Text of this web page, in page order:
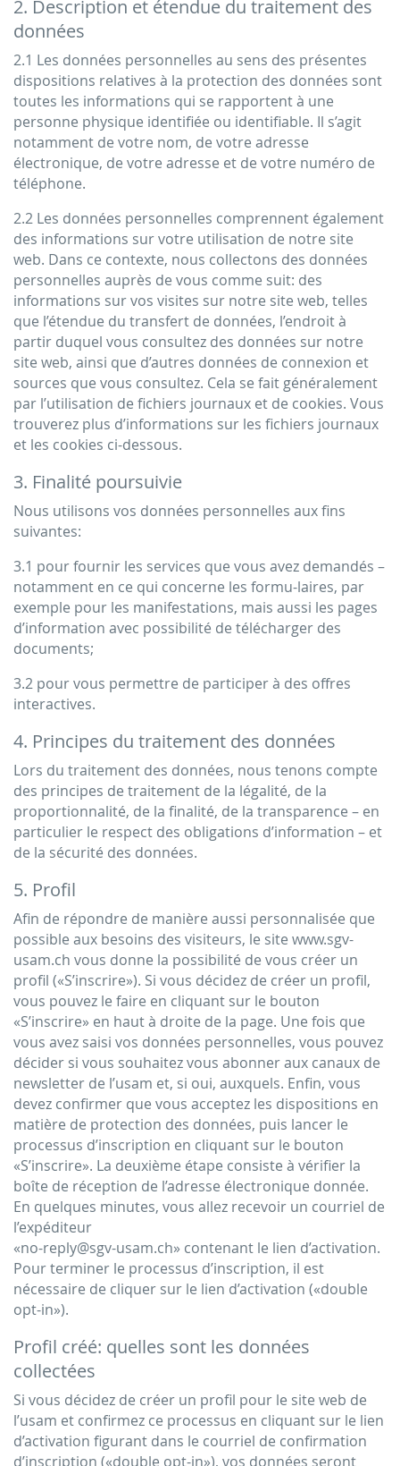
2. Description et étendue du traitement des
données
2.1 Les données personnelles au sens des présentes
dispositions relatives à la protection des données sont
toutes les informations qui se rapportent à une
personne physique identifiée ou identifiable. Il s’agit
notamment de votre nom, de votre adresse
électronique, de votre adresse et de votre numéro de
téléphone.
2.2 Les données personnelles comprennent également
des informations sur votre utilisation de notre site
web. Dans ce contexte, nous collectons des données
personnelles auprès de vous comme suit: des
informations sur vos visites sur notre site web, telles
que l’étendue du transfert de données, l’endroit à
partir duquel vous consultez des données sur notre
site web, ainsi que d’autres données de connexion et
sources que vous consultez. Cela se fait généralement
par l’utilisation de fichiers journaux et de cookies. Vous
trouverez plus d’informations sur les fichiers journaux
et les cookies ci-dessous.
3. Finalité poursuivie
Nous utilisons vos données personnelles aux fins
suivantes:
3.1 pour fournir les services que vous avez demandés –
notamment en ce qui concerne les formu-laires, par
exemple pour les manifestations, mais aussi les pages
d’information avec possibilité de télécharger des
documents;
3.2 pour vous permettre de participer à des offres
interactives.
4. Principes du traitement des données
Lors du traitement des données, nous tenons compte
des principes de traitement de la légalité, de la
proportionnalité, de la finalité, de la transparence – en
particulier le respect des obligations d’information – et
de la sécurité des données.
5. Profil
Afin de répondre de manière aussi personnalisée que
possible aux besoins des visiteurs, le site www.sgv-
usam.ch vous donne la possibilité de vous créer un
profil («S’inscrire»). Si vous décidez de créer un profil,
vous pouvez le faire en cliquant sur le bouton
«S’inscrire» en haut à droite de la page. Une fois que
vous avez saisi vos données personnelles, vous pouvez
décider si vous souhaitez vous abonner aux canaux de
newsletter de l’usam et, si oui, auxquels. Enfin, vous
devez confirmer que vous acceptez les dispositions en
matière de protection des données, puis lancer le
processus d’inscription en cliquant sur le bouton
«S’inscrire». La deuxième étape consiste à vérifier la
boîte de réception de l’adresse électronique donnée.
En quelques minutes, vous allez recevoir un courriel de
l’expéditeur
«no-reply@sgv-usam.ch» contenant le lien d’activation.
Pour terminer le processus d’inscription, il est
nécessaire de cliquer sur le lien d’activation («double
opt-in»).
Profil créé: quelles sont les données
collectées
Si vous décidez de créer un profil pour le site web de
l’usam et confirmez ce processus en cliquant sur le lien
d’activation figurant dans le courriel de confirmation
d’inscription («double opt-in»), vos données seront